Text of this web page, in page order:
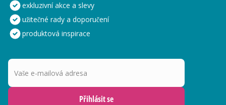
exkluzivní akce a slevy
užitečné rady a doporučení
produktová inspirace
Vaše e-mailová adresa
Přihlásit se